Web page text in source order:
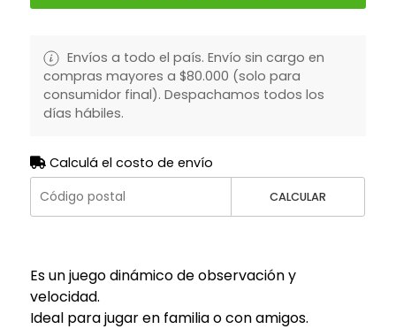
Envíos a todo el país. Envío sin cargo en
compras mayores a $80.000 (solo para
consumidor final). Despachamos todos los
días hábiles.
Calculá el costo de envío
CALCULAR
Es un juego dinámico de observación y
velocidad.
Ideal para jugar en familia o con amigos.